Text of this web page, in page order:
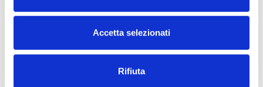
Accetta selezionati
Rifiuta
Promozione e comunicazione